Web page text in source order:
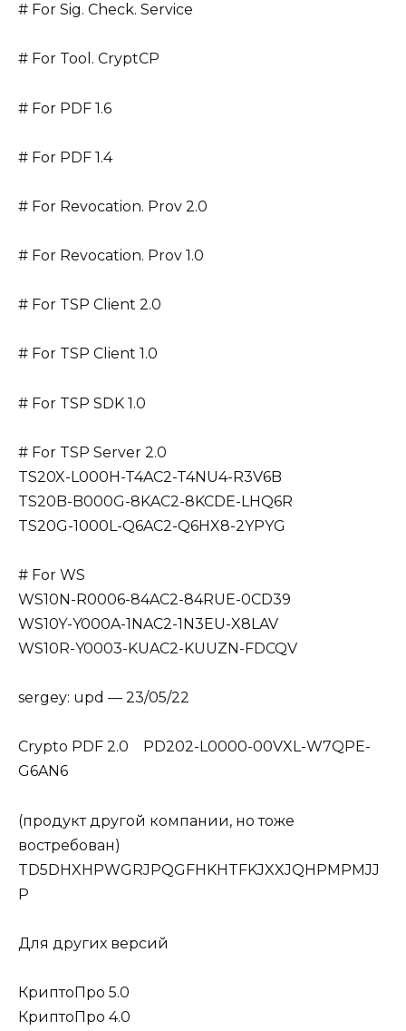
# For Sig. Check. Service
# For Tool. CryptCP
# For PDF 1.6
# For PDF 1.4
# For Revocation. Prov 2.0
# For Revocation. Prov 1.0
# For TSP Client 2.0
# For TSP Client 1.0
# For TSP SDK 1.0
# For TSP Server 2.0
TS20X-L000H-T4AC2-T4NU4-R3V6B
TS20B-B000G-8KAC2-8KCDE-LHQ6R
TS20G-1000L-Q6AC2-Q6HX8-2YPYG
# For WS
WS10N-R0006-84AC2-84RUE-0CD39
WS10Y-Y000A-1NAC2-1N3EU-X8LAV
WS10R-Y0003-KUAC2-KUUZN-FDCQV
sergey: upd — 23/05/22
Crypto PDF 2.0 PD202-L0000-00VXL-W7QPE-
G6AN6
(продукт другой компании, но тоже
востребован)
TD5DHXHPWGRJPQGFHKHTFKJXXJQHPMPMJJ
P
Для других версий
КриптоПро 5.0
КриптоПро 4.0